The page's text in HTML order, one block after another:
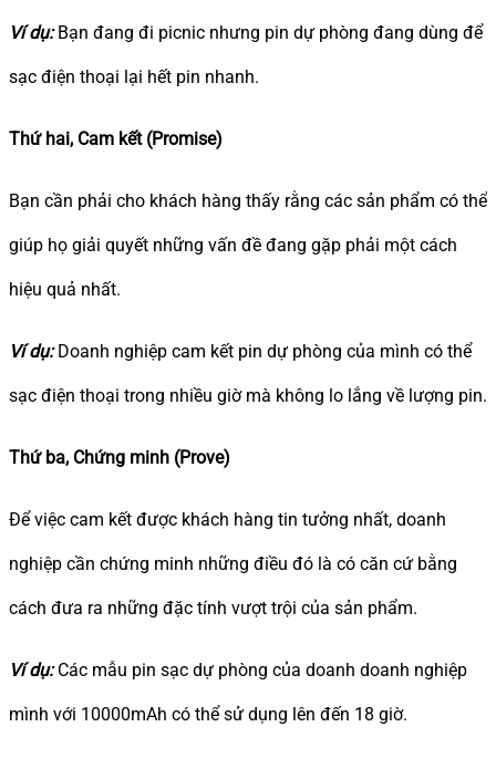
Ví dụ:Bạn đang đi picnic nhưng pin dự phòng đang dùng để
sạc điện thoại lại hết pin nhanh.
Thứ hai, Cam kết (Promise)
Bạn cần phải cho khách hàng thấy rằng các sản phẩm có thể
giúp họ giải quyết những vấn đề đang gặp phải một cách
hiệu quả nhất.
Ví dụ:Doanh nghiệp cam kết pin dự phòng của mình có thể
sạc điện thoại trong nhiều giờ mà không lo lắng về lượng pin.
Thứ ba, Chứng minh (Prove)
Để việc cam kết được khách hàng tin tưởng nhất, doanh
nghiệp cần chứng minh những điều đó là có căn cứ bằng
cách đưa ra những đặc tính vượt trội của sản phẩm.
Ví dụ: Các mẫu pin sạc dự phòng của doanh doanh nghiệp
mình với 10000mAh có thể sử dụng lên đến 18 giờ.